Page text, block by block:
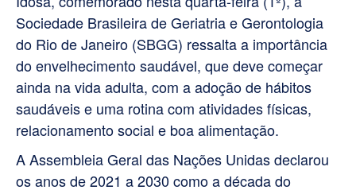
Sociedade Brasileira de Geriatria e Gerontologia
do Rio de Janeiro (SBGG) ressalta a importância
do envelhecimento saudável, que deve começar
ainda na vida adulta, com a adoção de hábitos
saudáveis e uma rotina com atividades físicas,
relacionamento social e boa alimentação.
A Assembleia Geral das Nações Unidas declarou
os anos de 2021 a 2030 como a década do